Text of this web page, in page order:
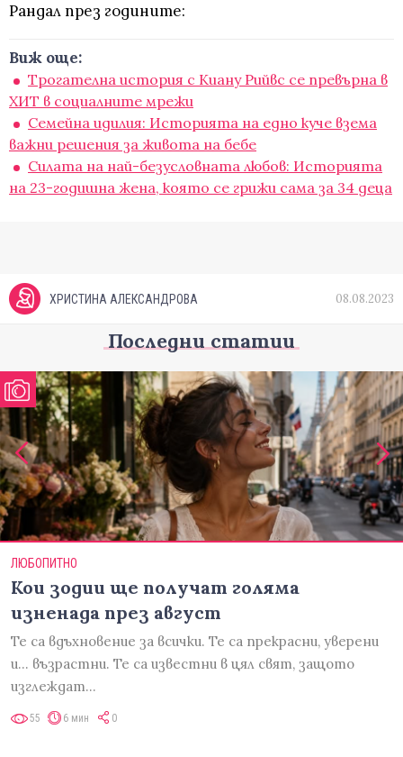
Рандал през годините:
Виж още:
Трогателна история с Киану Рийвс се превърна в
ХИТ в социалните мрежи
Семейна идилия: Историята на едно куче взема
важни решения за живота на бебе
Силата на най-безусловната любов: Историята
на 23-годишна жена, която се грижи сама за 34 деца
ХРИСТИНА АЛЕКСАНДРОВА 08.08.2023
Последни статии
ЛЮБОПИТНО
Кои зодии ще получат голяма
изненада през август
Те са вдъхновение за всички. Те са прекрасни, уверени
и... възрастни. Те са известни в цял свят, защото
изглеждат…
55 6 мин 0